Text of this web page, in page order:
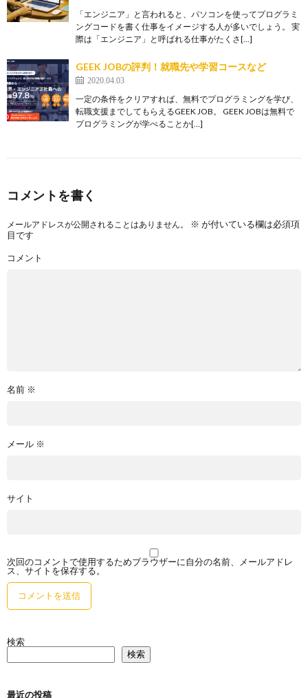
「エンジニア」と言われると、パソコンを使ってプログラミ
ングコードを書く仕事をイメージする人が多いでしょう。 実
際は「エンジニア」と呼ばれる仕事がたくさ[…]
GEEK JOBの評判！就職先や学習コースなど
2020.04.03
一定の条件をクリアすれば、無料でプログラミングを学び、
転職支援までしてもらえるGEEK JOB。 GEEK JOBは無料で
プログラミングが学べることか[…]
コメントを書く
メールアドレスが公開されることはありません。 ※ が付いている欄は必須項
目です
コメント
名前 ※
メール ※
サイト
次回のコメントで使用するためブラウザーに自分の名前、メールアドレ
ス、サイトを保存する。
検索
検索
最近の投稿